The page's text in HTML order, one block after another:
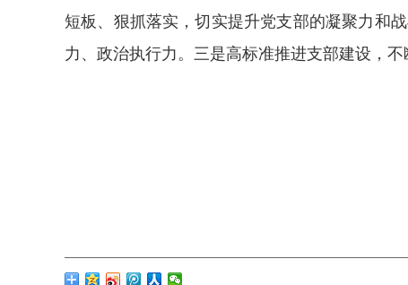
短板、狠抓落实，切实提升党支部的凝聚力和
力、政治执行力。三是高标准推进支部建设，